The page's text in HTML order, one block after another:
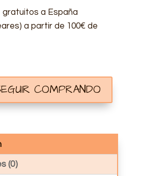
a España
a partir de 100€ de
COMPRANDO
(0)